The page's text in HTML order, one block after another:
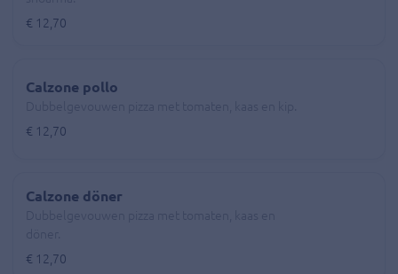
€ 12,70
Calzone pollo
€ 12,70
Calzone döner
€ 12,70